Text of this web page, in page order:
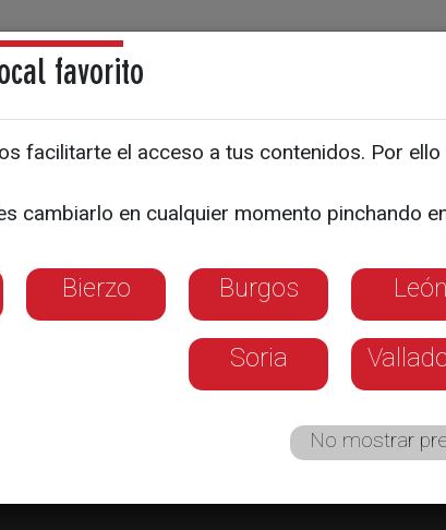
Directos Noticias
El Hospital de Ávila ha formado
desde otra
Un 10% de la población es atendida
Se evitará la duplicidad de pruebas
favorito
facilitarte el acceso a tus contenidos. Por
cambiarlo en cualquier momento pinchando
Bierzo Burgos León
Soria
No mostrar